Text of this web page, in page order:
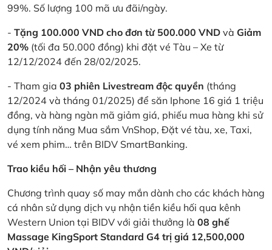
99%. Số lượng 100 mã ưu đãi/ngày.
- Tặng 100.000 VND cho đơn từ 500.000 VND và Giảm
20% (tối đa 50.000 đồng) khi đặt vé Tàu – Xe từ
12/12/2024 đến 28/02/2025.
- Tham gia 03 phiên Livestream độc quyền (tháng
12/2024 và tháng 01/2025) để săn Iphone 16 giá 1 triệu
đồng, và hàng ngàn mã giảm giá, phiếu mua hàng khi sử
dụng tính năng Mua sắm VnShop, Đặt vé tàu, xe, Taxi,
vé xem phim… trên BIDV SmartBanking.
Trao kiều hối – Nhận yêu thương
Chương trình quay số may mắn dành cho các khách hàng
cá nhân sử dụng dịch vụ nhận tiền kiều hối qua kênh
Western Union tại BIDV với giải thưởng là 08 ghế
Massage KingSport Standard G4 trị giá 12,500,000